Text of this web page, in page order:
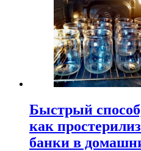
Быстрый
как
банки в